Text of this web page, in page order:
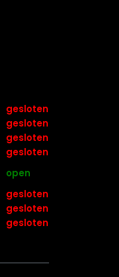
gesloten
gesloten
gesloten
gesloten
open
gesloten
gesloten
gesloten